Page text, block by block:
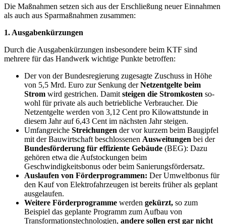
Die Maßnahmen setzen sich aus der Erschließung neuer Einnahmen
als auch aus Sparmaßnahmen zusammen:
1. Ausgabenkürzungen
Durch die Ausgabenkürzungen insbesondere beim KTF sind
mehrere für das Handwerk wichtige Punkte betroffen:
Der von der Bundesregierung zugesagte Zuschuss in Höhe
von 5,5 Mrd. Euro zur Senkung derNetzentgelte beim
Strom wird gestrichen. Damit steigen die Stromkosten so­
wohl für private als auch betriebliche Verbraucher. Die
Netzentgelte werden von 3,12 Cent pro Kilowattstunde in
diesem Jahr auf 6,43 Cent im nächsten Jahr steigen.
Umfangreiche Streichungen der vor kurzem beim Baugipfel
mit der Bauwirtschaft beschlossenen Ausweitungen bei der
Bundesförderung für effiziente Gebäude (BEG): Dazu
gehören etwa die Aufstockungen beim
Geschwindigkeitsbonus oder beim Sanierungsfördersatz.
Auslaufen von Förderprogrammen: Der Umweltbonus für
den Kauf von Elektrofahrzeugen ist bereits früher als geplant
ausgelaufen.
Weitere Förderprogramme werden gekürzt, so zum
Beispiel das geplante Programm zum Aufbau von
Transformationstechnologien, andere sollen erst gar nicht